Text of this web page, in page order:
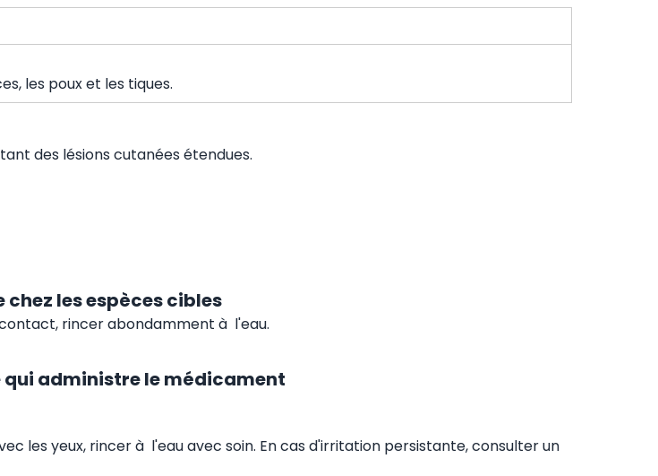
les poux et les tiques.
des lésions cutanées étendues.
les espèces cibles
rincer abondamment à l'eau.
administre le médicament
les yeux, rincer à l'eau avec soin. En cas d'irritation persistante, consulter un